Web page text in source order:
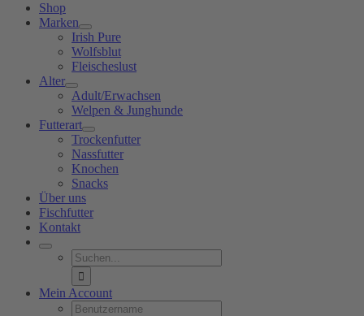
Shop
Marken
Irish Pure
Wolfsblut
Fleischeslust
Alter
Adult/Erwachsen
Welpen & Junghunde
Futterart
Trockenfutter
Nassfutter
Knochen
Snacks
Über uns
Fischfutter
Kontakt
Suche
nach:
Mein Account
Username: